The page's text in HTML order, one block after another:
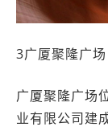
3广厦聚隆广场
广厦聚隆广场
业有限公司建